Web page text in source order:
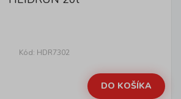
Kód: HDR7302
DO KOŠÍKA